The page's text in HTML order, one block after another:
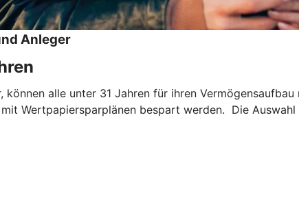
Anleger
alle unter 31 Jahren für ihren
Wertpapiersparplänen bespart werden. Die